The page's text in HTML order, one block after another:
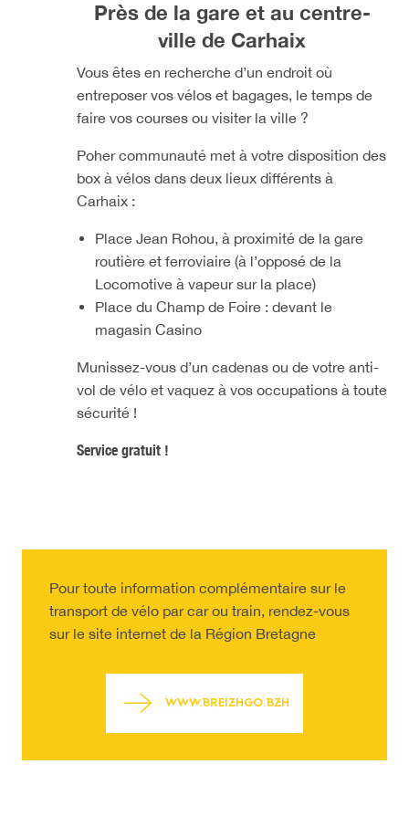
Près de la gare et au centre-
ville de Carhaix
Vous êtes en recherche d’un endroit où
entreposer vos vélos et bagages, le temps de
faire vos courses ou visiter la ville ?
Poher communauté met à votre disposition des
box à vélos dans deux lieux différents à
Carhaix :
Place Jean Rohou, à proximité de la gare
routière et ferroviaire (à l’opposé de la
Locomotive à vapeur sur la place)
Place du Champ de Foire : devant le
magasin Casino
Munissez-vous d’un cadenas ou de votre anti-
vol de vélo et vaquez à vos occupations à toute
sécurité !
Service gratuit !
Pour toute information complémentaire sur le
transport de vélo par car ou train, rendez-vous
sur le site internet de la Région Bretagne
WWW.BREIZHGO.BZH